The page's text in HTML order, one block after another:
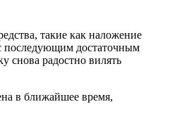
такие как наложение
последующим достаточным
снова радостно вилять
в ближайшее время,